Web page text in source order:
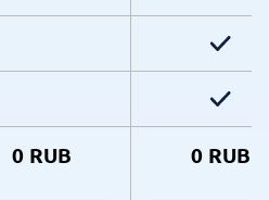
0 RUB 0 RUB